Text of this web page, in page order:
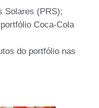
Solares (PRS);
Coca-Cola
do portfólio nas